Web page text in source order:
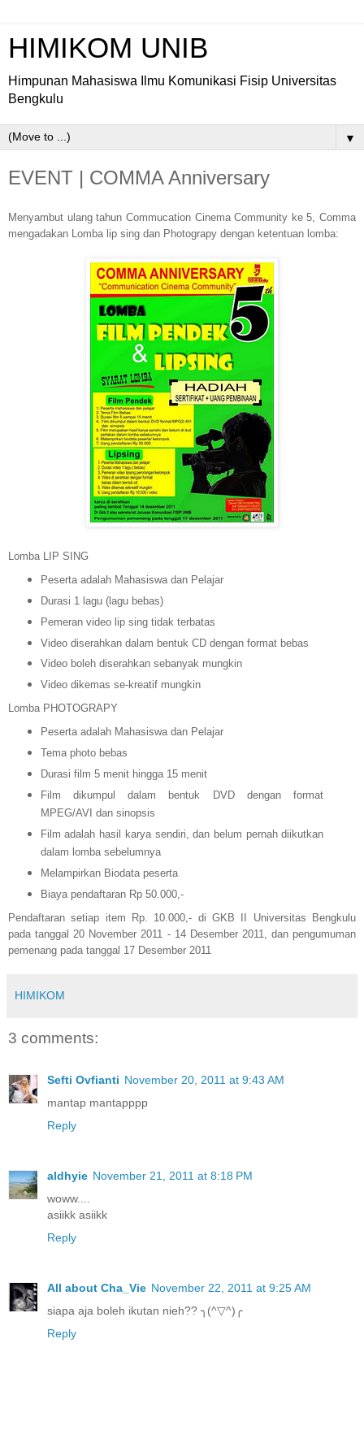
HIMIKOM UNIB
Himpunan Mahasiswa Ilmu Komunikasi Fisip Universitas
Bengkulu
▼
EVENT | COMMA Anniversary
Menyambut ulang tahun Commucation Cinema Community ke 5, Comma
mengadakan Lomba lip sing dan Photograpy dengan ketentuan lomba:
Lomba LIP SING
Peserta adalah Mahasiswa dan Pelajar
Durasi 1 lagu (lagu bebas)
Pemeran video lip sing tidak terbatas
Video diserahkan dalam bentuk CD dengan format bebas
Video boleh diserahkan sebanyak mungkin
Video dikemas se-kreatif mungkin
Lomba PHOTOGRAPY
Peserta adalah Mahasiswa dan Pelajar
Tema photo bebas
Durasi film 5 menit hingga 15 menit
Film dikumpul dalam bentuk DVD dengan format
MPEG/AVI dan sinopsis
Film adalah hasil karya sendiri, dan belum pernah diikutkan
dalam lomba sebelumnya
Melampirkan Biodata peserta
Biaya pendaftaran Rp 50.000,-
Pendaftaran setiap item Rp. 10.000,- di GKB II Universitas Bengkulu
pada tanggal 20 November 2011 - 14 Desember 2011, dan pengumuman
pemenang pada tanggal 17 Desember 2011
HIMIKOM
3 comments:
Sefti Ovfianti November 20, 2011 at 9:43 AM
mantap mantapppp
Reply
aldhyie November 21, 2011 at 8:18 PM
woww....
asiikk asiikk
Reply
All about Cha_Vie November 22, 2011 at 9:25 AM
siapa aja boleh ikutan nieh?? ╮(^▽^)╭
Reply